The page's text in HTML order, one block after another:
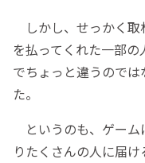
しかし、せっかく取
を払ってくれた一部
でちょっと違うので
た。
というのも、ゲーム
りたくさんの人に届